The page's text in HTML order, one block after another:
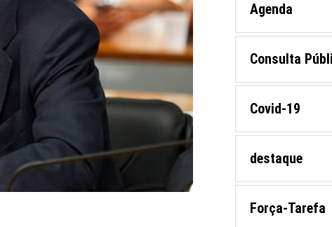
Agenda
Consulta
Covid-19
destaque
Força-Tarefa